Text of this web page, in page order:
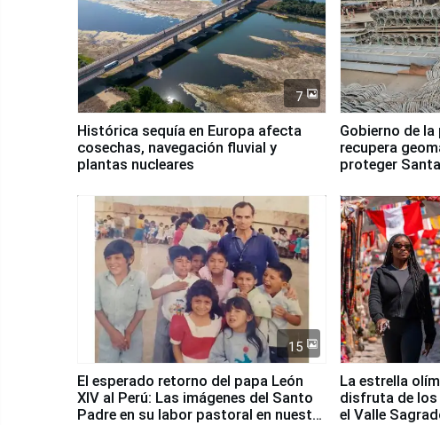
7
Histórica sequía en Europa afecta
cosechas, navegación fluvial y
plantas nucleares
Gobierno de
recupera
proteger
15
El esperado retorno del papa León
XIV al Perú: Las imágenes del Santo
Padre en su labor pastoral en nuestro
La estrella
disfruta de los
el Valle